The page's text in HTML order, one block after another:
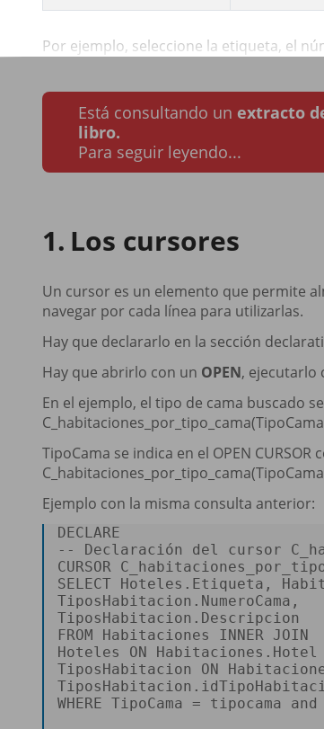
Por ejemplo, seleccione la etiqueta, el
Está consultando un extracto
libro.
Para seguir leyendo...
Los cursores
Un cursor es un elemento que permite
navegar por cada línea para utilizarlas.
Hay que declararlo en la sección
Hay que abrirlo con un OPEN, ejecutarlo
En el ejemplo, el tipo de cama buscado
C_habitaciones_por_tipo_cama(TipoCama
TipoCama se indica en el OPEN
Ejemplo con la misma consulta anterior:
DECLARE
-- Declaración del cursor
CURSOR
SELECT Hoteles.Etiqueta,
TiposHabitacion.NumeroCama,
FROM Habitaciones INNER JOIN
Hoteles ON Habitaciones.Hotel
TiposHabitacion ON
WHERE TipoCama = tipocama and